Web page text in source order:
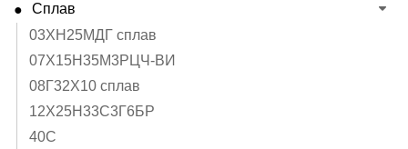
Сплав
03ХН25МДГ сплав
07Х15Н35М3РЦЧ-ВИ
08Г32Х10 сплав
12Х25Н33С3Г6БР
40C